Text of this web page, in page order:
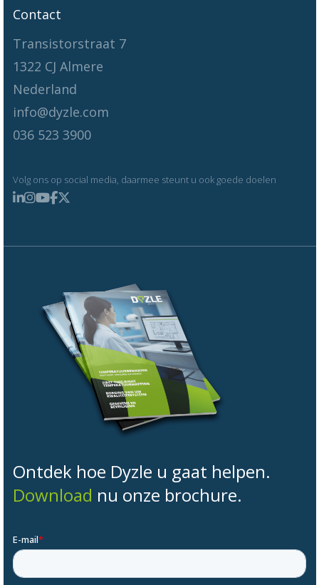
Contact
Transistorstraat 7
1322 CJ Almere
Nederland
info@dyzle.com
036 523 3900
Volg ons op social media, daarmee steunt u ook goede doelen
Ontdek hoe Dyzle u gaat helpen.
Download nu onze brochure.